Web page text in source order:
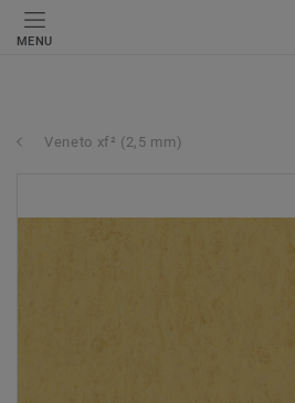
MENU
Veneto xf² (2,5 mm)